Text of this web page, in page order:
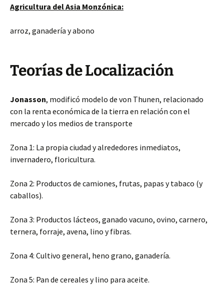
Agricultura del Asia Monzónica:
arroz, ganadería y abono
Teorías de Localización
Jonasson, modificó modelo de von Thunen, relacionado
con la renta económica de la tierra en relación con el
mercado y los medios de transporte
Zona 1: La propia ciudad y alrededores inmediatos,
invernadero, floricultura.
Zona 2: Productos de camiones, frutas, papas y tabaco (y
caballos).
Zona 3: Productos lácteos, ganado vacuno, ovino, carnero,
ternera, forraje, avena, lino y fibras.
Zona 4: Cultivo general, heno grano, ganadería.
Zona 5: Pan de cereales y lino para aceite.